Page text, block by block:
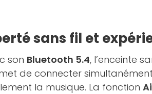
sans fil et
son Bluetooth 5.4, l’enceinte
de connecter
la musique. La fonction